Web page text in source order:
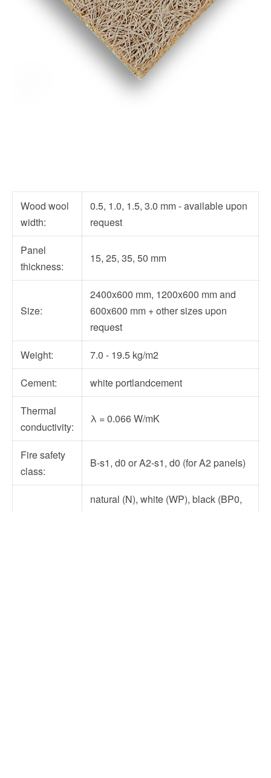
Wood wool
width:
0.5, 1.0, 1.5, 3.0 mm - available upon
request
Panel
thickness:
15, 25, 35, 50 mm
Size:
2400x600 mm, 1200x600 mm and
600x600 mm + other sizes upon
request
Weight:
7.0 - 19.5 kg/m2
Cement:
white portlandcement
Thermal
conductivity:
λ = 0.066 W/mK
Fire safety
class:
B-s1, d0 or A2-s1, d0 (for A2 panels)
natural (N), white (WP), black (BP0,